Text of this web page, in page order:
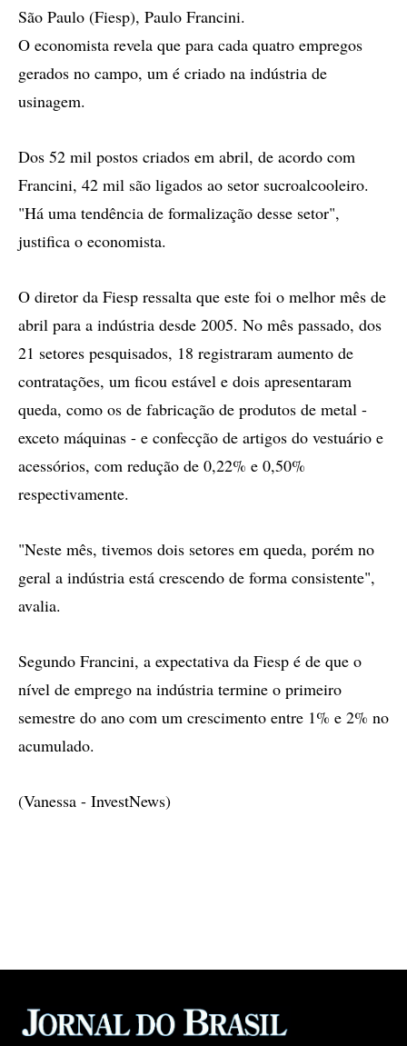
São Paulo (Fiesp), Paulo Francini.
O economista revela que para cada quatro empregos
gerados no campo, um é criado na indústria de
usinagem.
Dos 52 mil postos criados em abril, de acordo com
Francini, 42 mil são ligados ao setor sucroalcooleiro.
"Há uma tendência de formalização desse setor",
justifica o economista.
O diretor da Fiesp ressalta que este foi o melhor mês de
abril para a indústria desde 2005. No mês passado, dos
21 setores pesquisados, 18 registraram aumento de
contratações, um ficou estável e dois apresentaram
queda, como os de fabricação de produtos de metal -
exceto máquinas - e confecção de artigos do vestuário e
acessórios, com redução de 0,22% e 0,50%
respectivamente.
"Neste mês, tivemos dois setores em queda, porém no
geral a indústria está crescendo de forma consistente",
avalia.
Segundo Francini, a expectativa da Fiesp é de que o
nível de emprego na indústria termine o primeiro
semestre do ano com um crescimento entre 1% e 2% no
acumulado.
(Vanessa - InvestNews)